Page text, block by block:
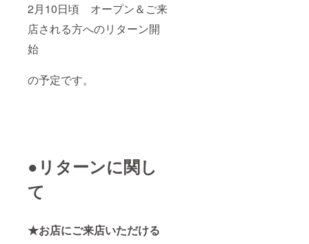
2月10日頃 オープン＆ご来
店される方へのリターン開
始
の予定です。
●リターンに関し
て
★お店にご来店いただける